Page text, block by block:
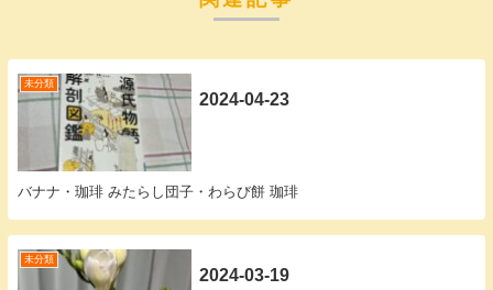
未分類
2024-04-23
バナナ・珈琲 みたらし団子・わらび餅 珈琲
未分類
2024-03-19